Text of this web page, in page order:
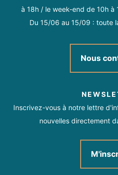
à 18h / le week-end de 10h à
Du 15/06 au 15/09 : toute
Nous
Inscrivez-vous à notre lettre
nouvelles directement